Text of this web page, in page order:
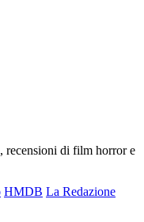
recensioni di film horror e
HMDB La Redazione